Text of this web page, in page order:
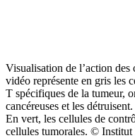
Visualisation de l’action
vidéo représente en gris les
T spécifiques de la tumeur,
cancéreuses et les
En vert, les cellules de
cellules tumorales. © Institut